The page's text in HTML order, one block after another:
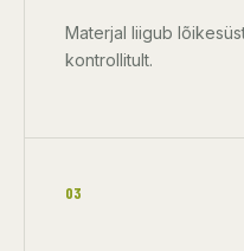
Materjal liigub
kontrollitult.
03